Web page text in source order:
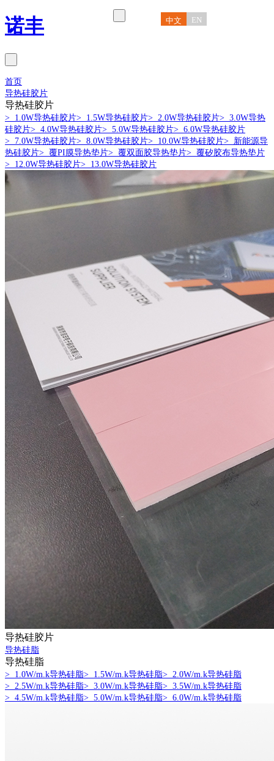
诺丰 中文 EN
首页
导热硅胶片
导热硅胶片
> 1.0W导热硅胶片> 1.5W导热硅胶片> 2.0W导热硅胶片> 3.0W导热
硅胶片> 4.0W导热硅胶片> 5.0W导热硅胶片> 6.0W导热硅胶片
> 7.0W导热硅胶片> 8.0W导热硅胶片> 10.0W导热硅胶片> 新能源导
热硅胶片> 覆PI膜导热垫片> 覆双面胶导热垫片> 覆矽胶布导热垫片
> 12.0W导热硅胶片> 13.0W导热硅胶片
导热硅胶片
导热硅脂
导热硅脂
> 1.0W/m.k导热硅脂> 1.5W/m.k导热硅脂> 2.0W/m.k导热硅脂
> 2.5W/m.k导热硅脂> 3.0W/m.k导热硅脂> 3.5W/m.k导热硅脂
> 4.5W/m.k导热硅脂> 5.0W/m.k导热硅脂> 6.0W/m.k导热硅脂